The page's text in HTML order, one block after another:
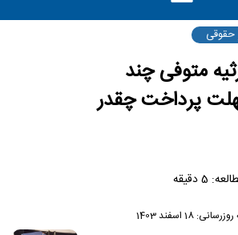
حقوقی
متوفی چند
پرداخت چقدر
5دقیقه
18 اسفند 1403